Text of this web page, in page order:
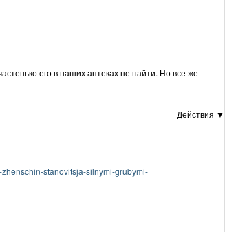
его в наших аптеках не найти. Но все же
Действия ▼
stanovitsja-silnymi-grubymi-